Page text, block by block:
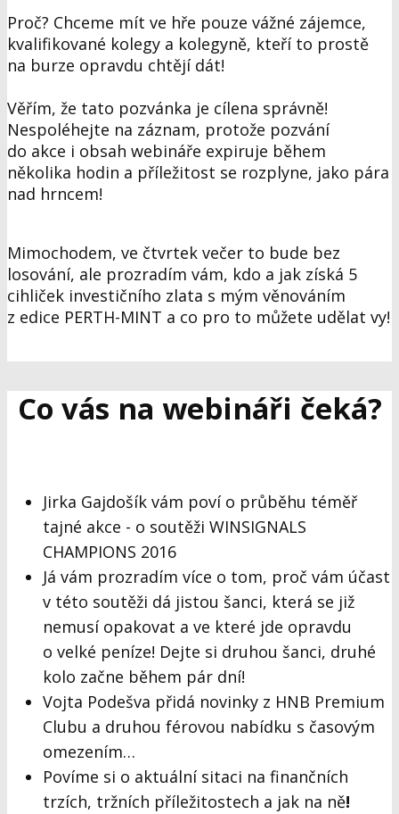
Proč? Chceme mít ve hře pouze vážné zájemce,
kvalifikované kolegy a kolegyně, kteří to prostě
na burze opravdu chtějí dát!
Věřím, že tato pozvánka je cílena správně!
Nespoléhejte na záznam, protože pozvání
do akce i obsah webináře expiruje během
několika hodin a příležitost se rozplyne, jako pára
nad hrncem!
Mimochodem, ve čtvrtek večer to bude bez
losování, ale prozradím vám, kdo a jak získá 5
cihliček investičního zlata s mým věnováním
z edice PERTH-MINT a co pro to můžete udělat vy!
Co vás na webináři čeká?
Jirka Gajdošík vám poví o průběhu téměř
tajné akce - o soutěži WINSIGNALS
CHAMPIONS 2016
Já vám prozradím více o tom, proč vám účast
v této soutěži dá jistou šanci, která se již
nemusí opakovat a ve které jde opravdu
o velké peníze! Dejte si druhou šanci, druhé
kolo začne během pár dní!
Vojta Podešva přidá novinky z HNB Premium
Clubu a druhou férovou nabídku s časovým
omezením…
Povíme si o aktuální sitaci na finančních
trzích, tržních příležitostech a jak na ně!